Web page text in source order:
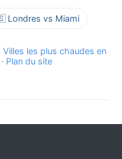
Londres vs Miami
Villes les plus chaudes en
· Plan du site